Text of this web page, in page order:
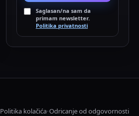
Saglasan/na sam da
primam newsletter.
Politika privatnosti
Politika kolačića•Odricanje od odgovornosti